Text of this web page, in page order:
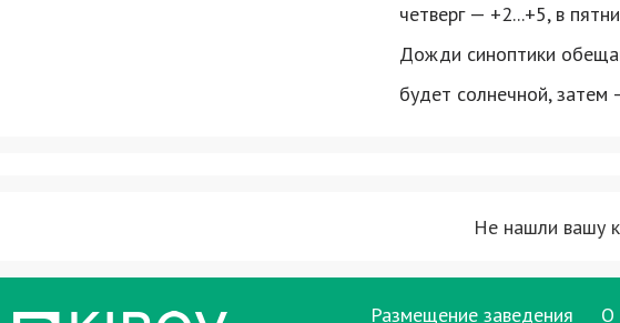
четверг — +2...+5, в
Дожди синоптики
будет солнечной, затем
Не нашли вашу
Размещение заведения О